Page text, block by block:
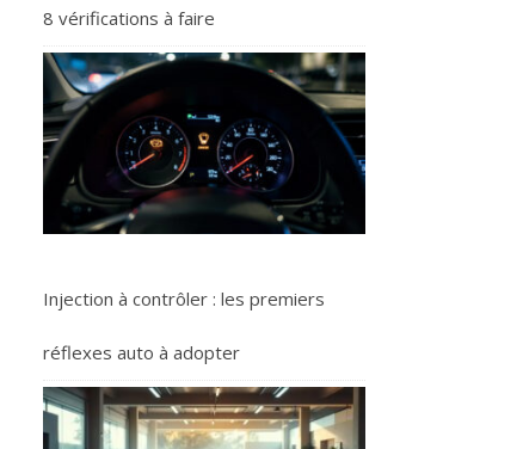
8 vérifications à faire
Injection à contrôler : les premiers
réflexes auto à adopter